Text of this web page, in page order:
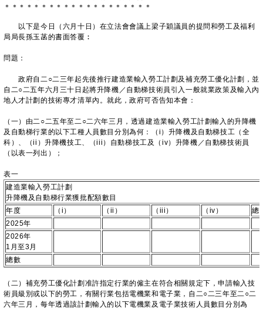
＊ ＊ ＊ ＊ ＊ ＊ ＊ ＊ ＊ ＊ ＊ ＊ ＊ ＊ ＊ ＊ ＊ ＊ ＊ ＊
以下是今日（六月十日）在立法會會議上梁子穎議員的提問和勞工及福利
局局長孫玉菡的書面答覆︰
問題：
政府自二○二三年起先後推行建造業輸入勞工計劃及補充勞工優化計劃，並
自二○二五年六月三十日起將升降機／自動梯技術員引入一般就業政策及輸入內
地人才計劃的技術專才清單內。就此，政府可否告知本會：
（一）由二○二五年至二○二六年三月，透過建造業輸入勞工計劃輸入的升降機
及自動梯行業的以下工種人員數目分別為何：（i）升降機及自動梯技工（全
科）、（ii）升降機技工、（iii）自動梯技工及（iv）升降機／自動梯技術員
（以表一列出）；
表一
建造業輸入勞工計劃
升降機及自動梯行業獲批配額數目
年度
（i） （ii） （iii） （iv）
總
2025年
2026年
1月至3月
總數
（二）補充勞工優化計劃准許指定行業的僱主在符合相關規定下，申請輸入技
術員級別或以下的勞工，有關行業包括電機業和電子業，自二○二三年至二○二
六年三月，每年透過該計劃輸入的以下電機業及電子業技術人員數目分別為